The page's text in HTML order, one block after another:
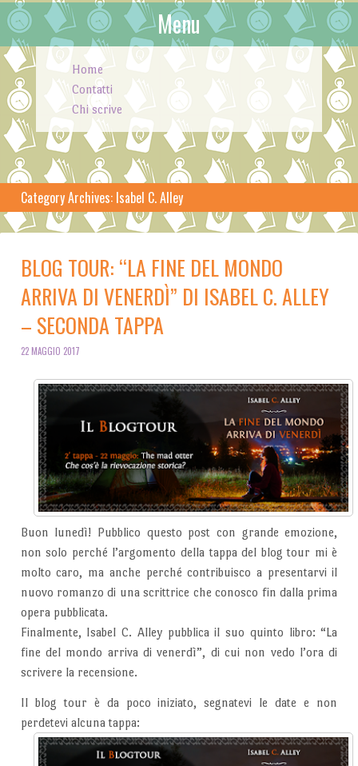
Menu
Skip to content
Home
Contatti
Chi scrive
Category Archives: Isabel C. Alley
BLOG TOUR: “LA FINE DEL MONDO
ARRIVA DI VENERDÌ” DI ISABEL C. ALLEY
– SECONDA TAPPA
22 MAGGIO 2017
Buon lunedì! Pubblico questo post con grande emozione,
non solo perché l’argomento della tappa del blog tour mi è
molto caro, ma anche perché contribuisco a presentarvi il
nuovo romanzo di una scrittrice che conosco fin dalla prima
opera pubblicata.
Finalmente, Isabel C. Alley pubblica il suo quinto libro: “La
fine del mondo arriva di venerdì”, di cui non vedo l’ora di
scrivere la recensione.
Il blog tour è da poco iniziato, segnatevi le date e non
perdetevi alcuna tappa: